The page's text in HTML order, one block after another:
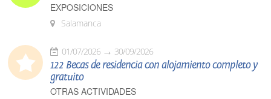
EXPOSICIONES
Salamanca
01/07/2026 30/09/2026
122 Becas de residencia con alojamiento completo y
gratuito
OTRAS ACTIVIDADES